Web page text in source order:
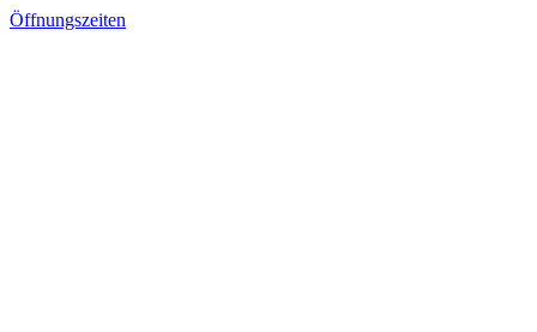
Öffnungszeiten